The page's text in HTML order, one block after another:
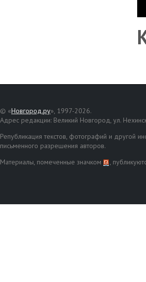
© «Новгород.ру», 1997-2026.
Адрес редакции: Великий Новгород, ул.
Републикация текстов, фотографий и другой
письменного разрешения авторов.
Материалы, помеченные значком
,